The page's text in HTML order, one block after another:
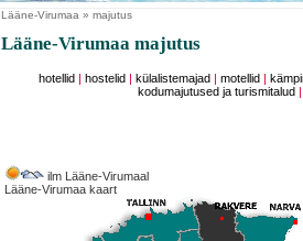
Lääne-Virumaa » majutus
Lääne-Virumaa majutus
hotellid hostelid külalistemajad |motellid
kodumajutused ja turismitalud
ilm Lääne-Virumaal
Lääne-Virumaa kaart